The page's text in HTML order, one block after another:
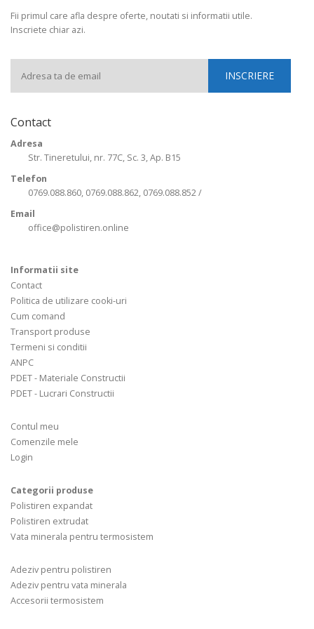
Fii primul care afla despre oferte, noutati si informatii utile.
Inscriete chiar azi.
Contact
Adresa
Str. Tineretului, nr. 77C, Sc. 3, Ap. B15
Telefon
0769.088.860, 0769.088.862, 0769.088.852 /
Email
office@polistiren.online
Informatii site
Contact
Politica de utilizare cooki-uri
Cum comand
Transport produse
Termeni si conditii
ANPC
PDET - Materiale Constructii
PDET - Lucrari Constructii
Contul meu
Comenzile mele
Login
Categorii produse
Polistiren expandat
Polistiren extrudat
Vata minerala pentru termosistem
Adeziv pentru polistiren
Adeziv pentru vata minerala
Accesorii termosistem